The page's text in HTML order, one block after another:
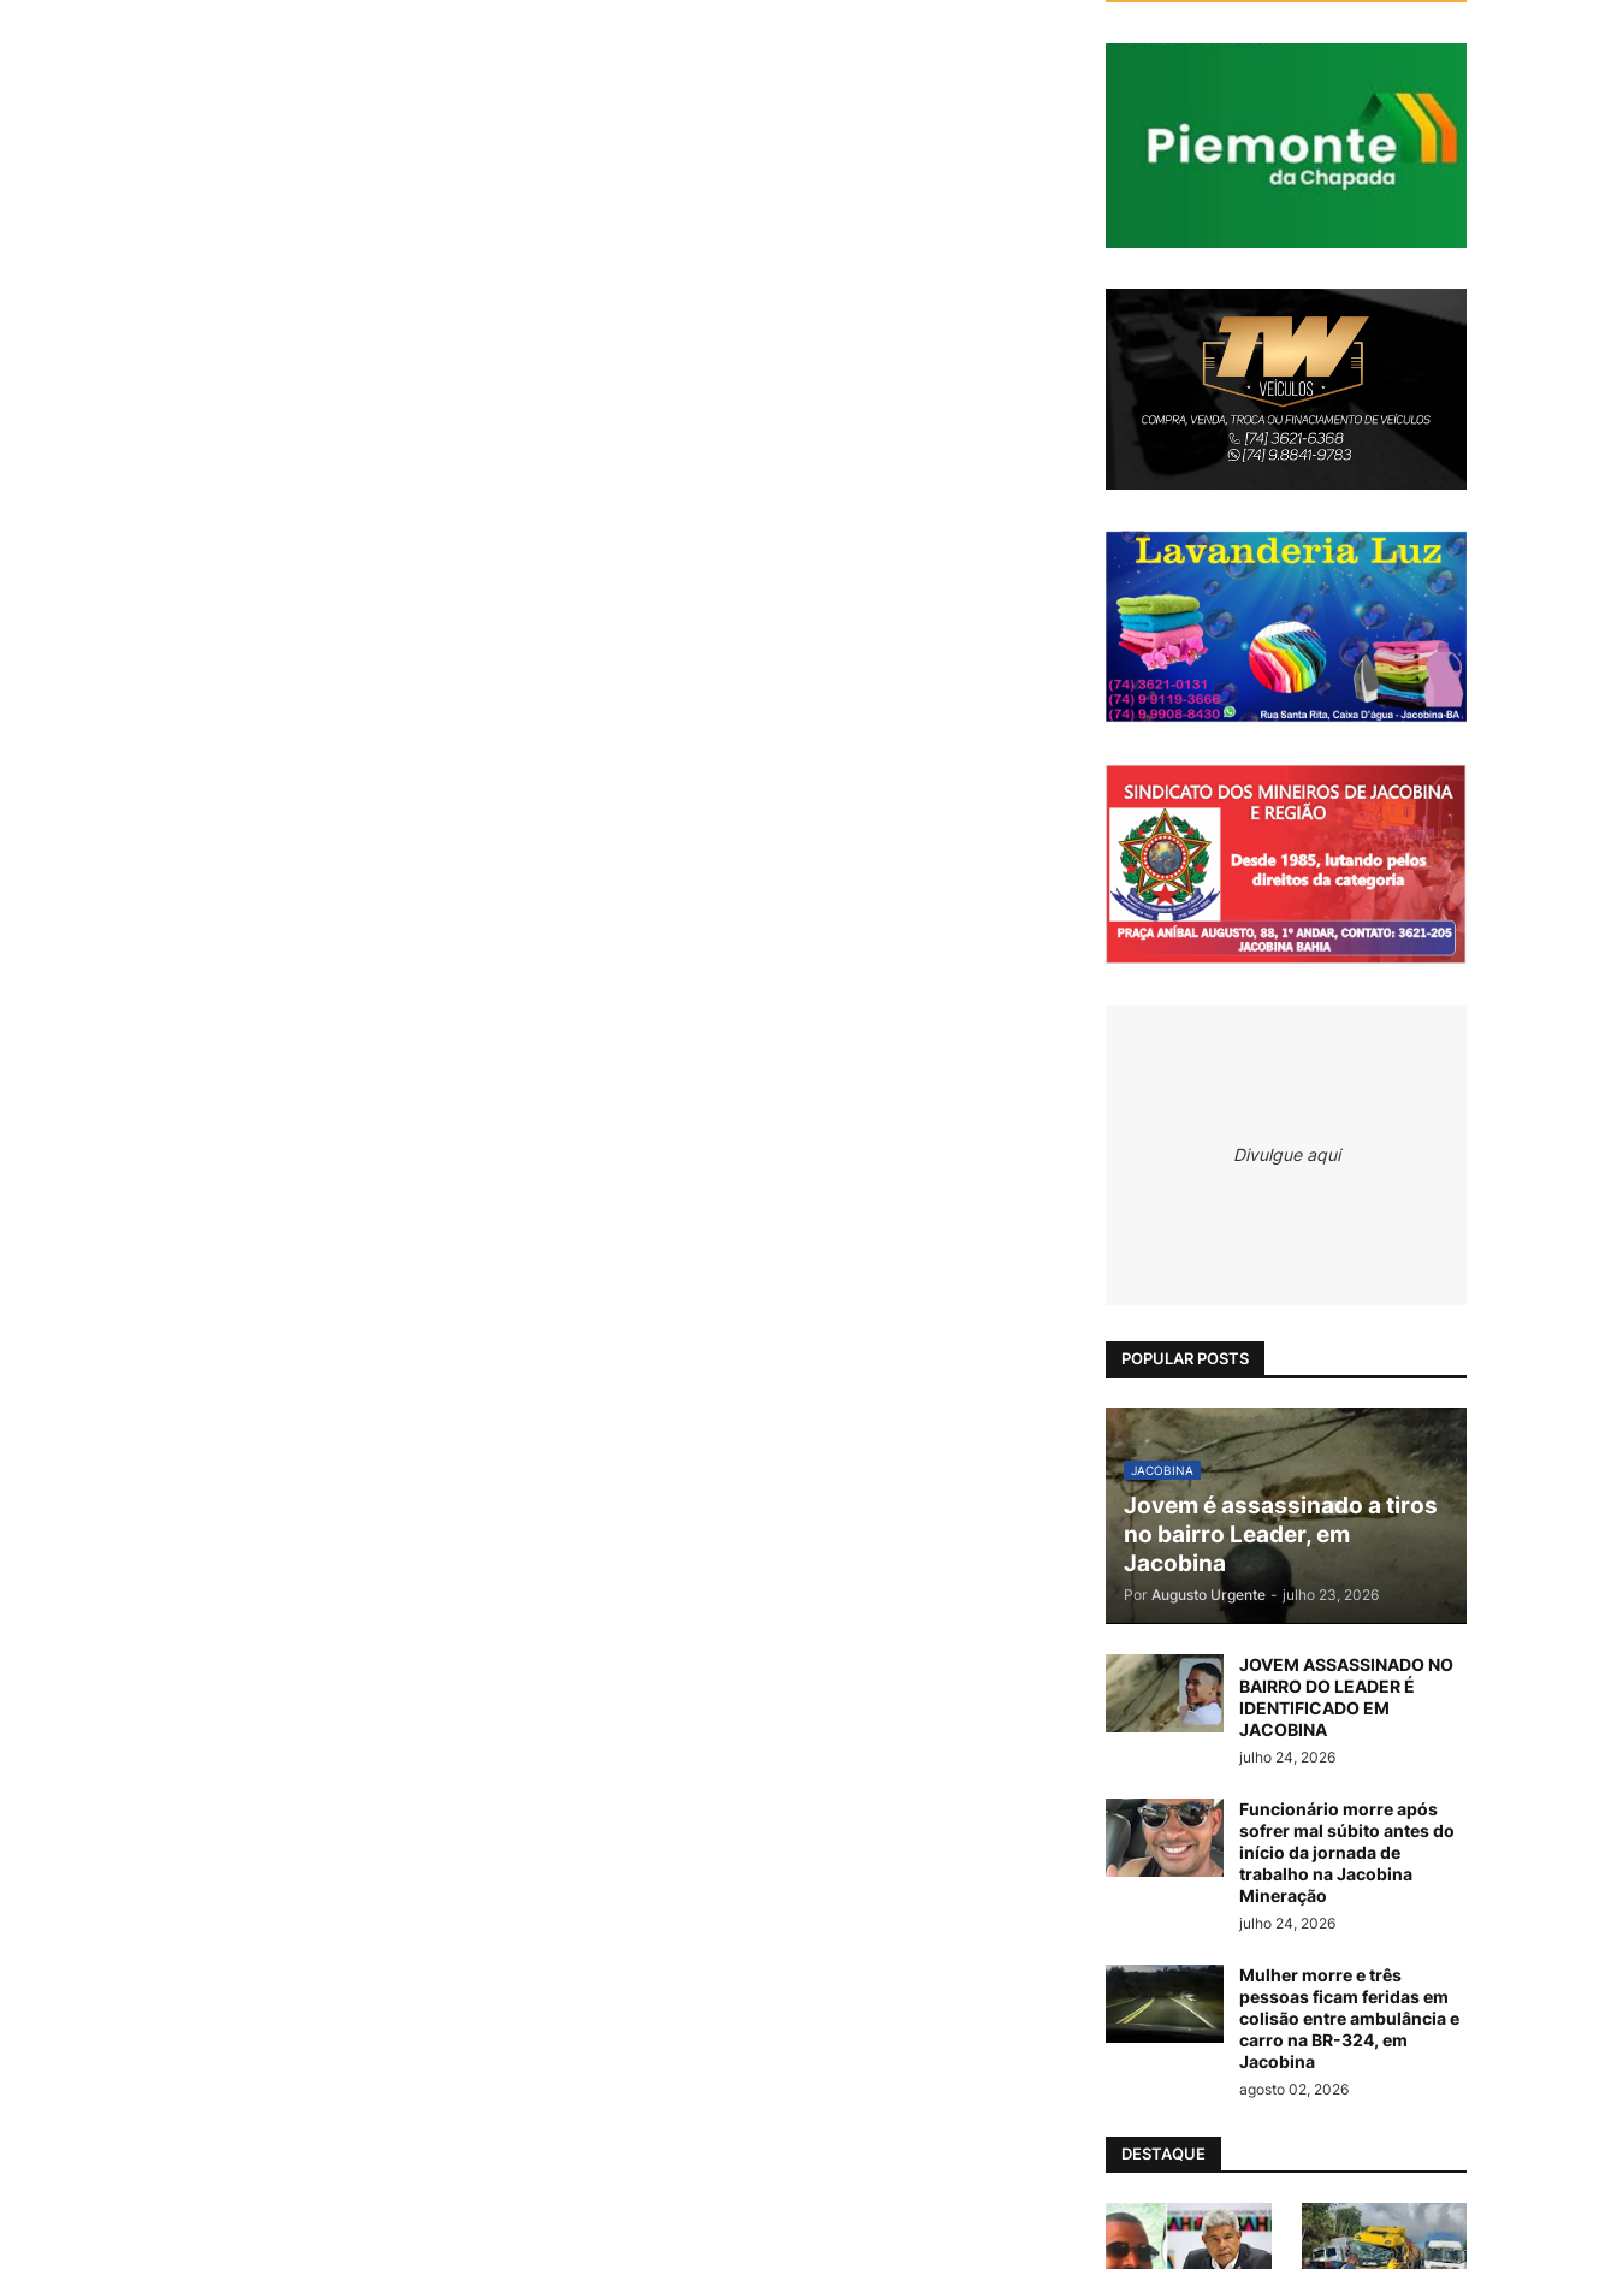
Divulgue aqui
POPULAR POSTS
JACOBINA
Jovem é assassinado a tiros
no bairro Leader, em
Jacobina
Por Augusto Urgente - julho 23, 2026
JOVEM ASSASSINADO NO
BAIRRO DO LEADER É
IDENTIFICADO EM
JACOBINA
julho 24, 2026
Funcionário morre após
sofrer mal súbito antes do
início da jornada de
trabalho na Jacobina
Mineração
julho 24, 2026
Mulher morre e três
pessoas ficam feridas em
colisão entre ambulância e
carro na BR-324, em
Jacobina
agosto 02, 2026
DESTAQUE